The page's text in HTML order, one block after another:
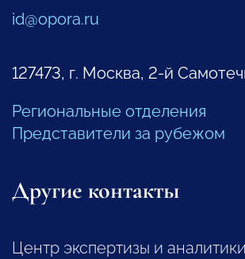
id@opora.ru
127473, г. Москва, 2-й
Региональные отделения
Представители за рубежом
Другие контакты
Центр экспертизы и